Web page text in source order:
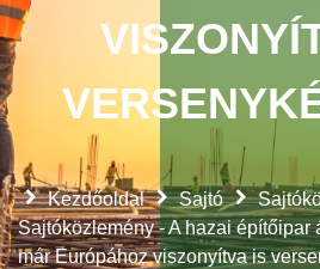
Kezdőoldal Sajtó
Sajtóközlemény - A hazai építőipar
már Európához viszonyítva is